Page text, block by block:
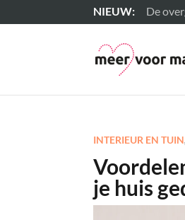
De
Lees
INTERIEUR EN TUIN
je huis